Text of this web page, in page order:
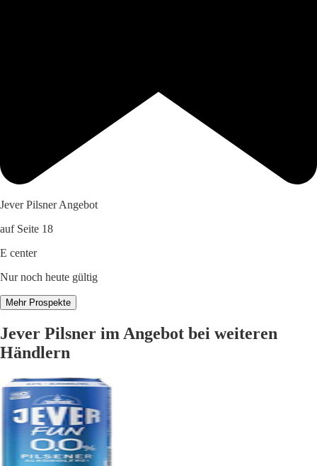
Jever Pilsner Angebot
auf Seite 18
E center
Nur noch heute gültig
Mehr Prospekte
Jever Pilsner im Angebot bei weiteren
Händlern